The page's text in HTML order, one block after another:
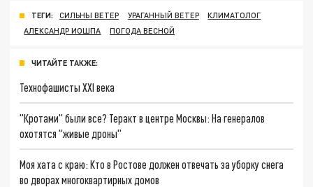
ТЕГИ: СИЛЬНЫ ВЕТЕР УРАГАННЫЙ ВЕТЕР
КЛИМАТОЛОГ
АЛЕКСАНДР ИОШПА
ПОГОДА ВЕСНОЙ
ЧИТАЙТЕ ТАКЖЕ:
Технофашисты XXI века
"Кротами" были все? Теракт в центре Москвы: На генералов
охотятся "живые дроны"
Моя хата с краю: Кто в Ростове должен отвечать за уборку снега
во дворах многоквартирных домов